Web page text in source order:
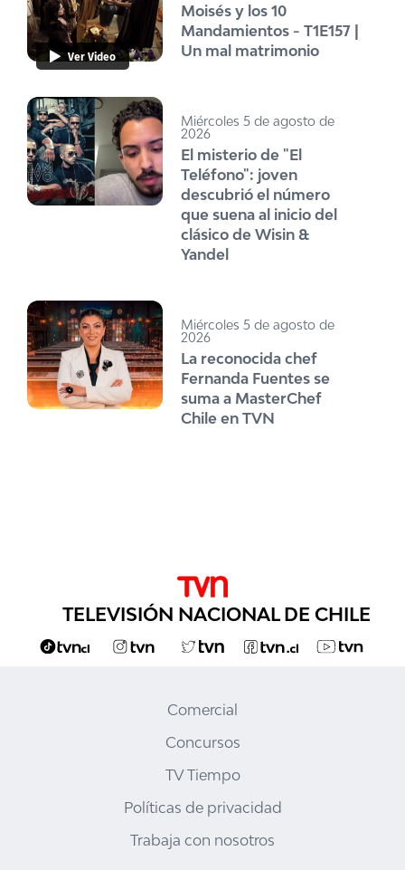
Ver Video
Moisés y los 10
Mandamientos - T1E157 |
Un mal matrimonio
Miércoles 5 de agosto de
2026
El misterio de "El
Teléfono": joven
descubrió el número
que suena al inicio del
clásico de Wisin &
Yandel
Miércoles 5 de agosto de
2026
La reconocida chef
Fernanda Fuentes se
suma a MasterChef
Chile en TVN
TELEVISIÓN NACIONAL DE CHILE
Comercial
Concursos
TV Tiempo
Políticas de privacidad
Trabaja con nosotros